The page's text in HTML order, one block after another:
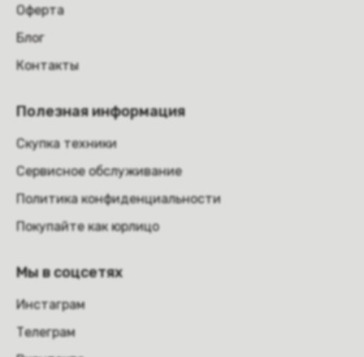
Оферта
Блог
Контакты
Полезная информация
Скупка техники
Сервисное обслуживание
Политика конфиденциальности
Покупайте как юрлицо
Мы в соцсетях
Инстаграм
Телеграм